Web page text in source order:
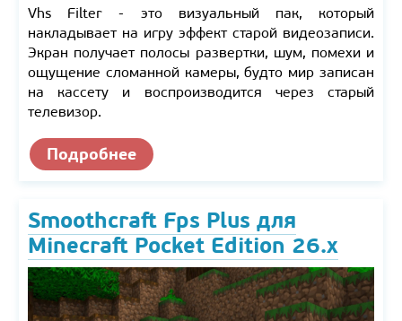
Vhs Filter - это визуальный пак, который
накладывает на игру эффект старой видеозаписи.
Экран получает полосы развертки, шум, помехи и
ощущение сломанной камеры, будто мир записан
на кассету и воспроизводится через старый
телевизор.
Подробнее
Smoothcraft Fps Plus для
Minecraft Pocket Edition 26.x